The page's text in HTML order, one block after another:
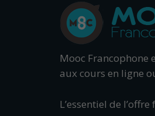
Mooc Francophone
aux cours en ligne
L’essentiel de